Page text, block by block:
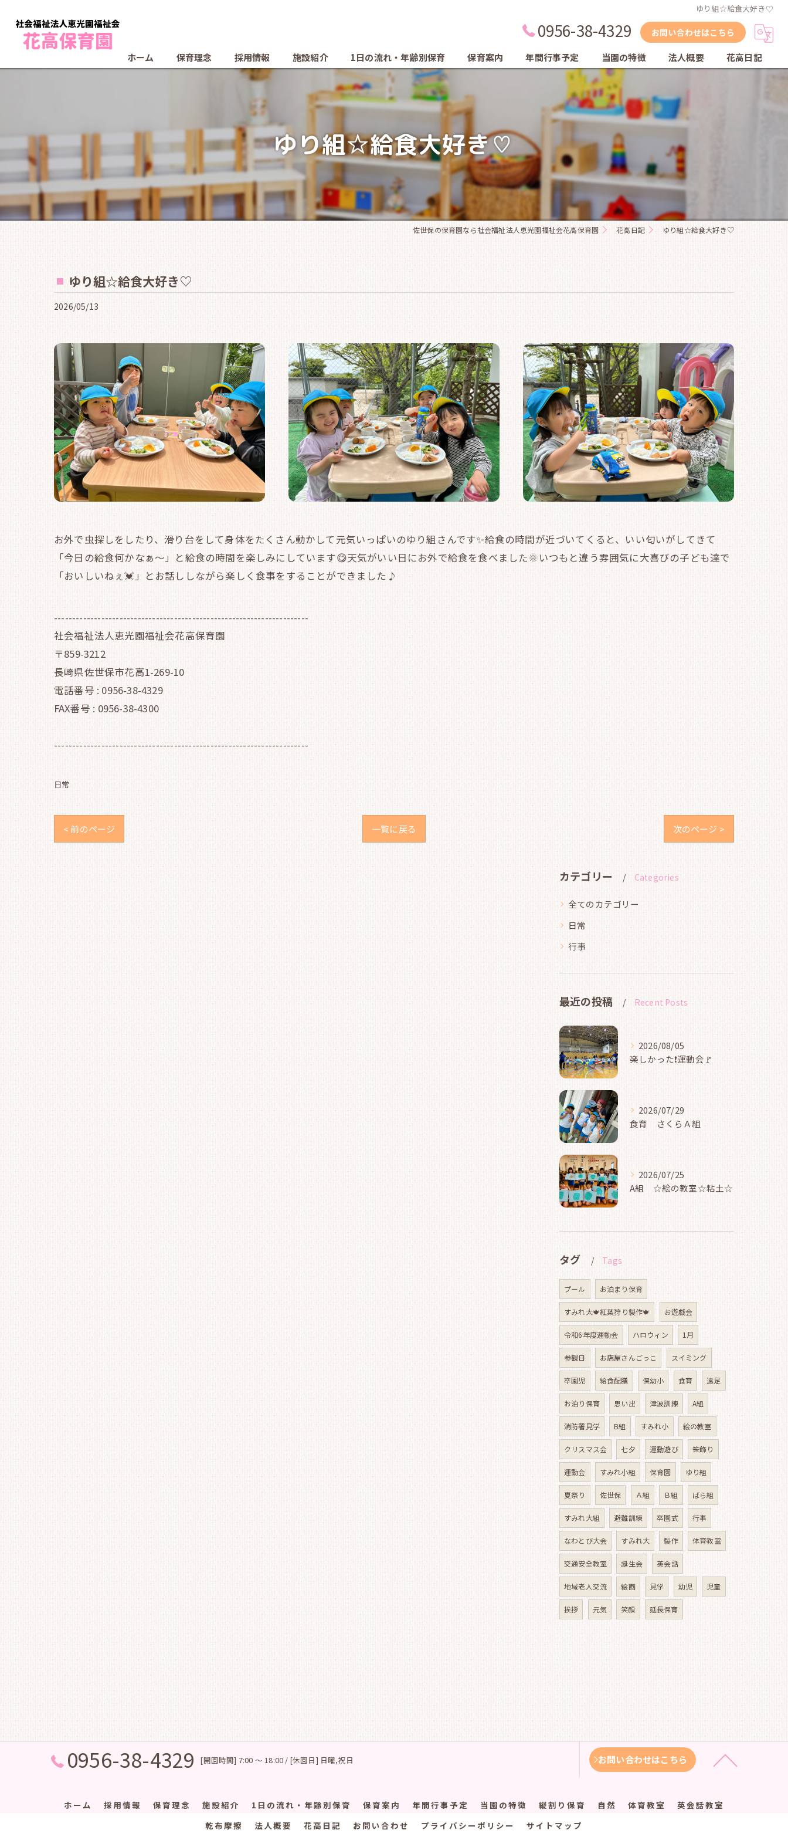
ゆり組☆給食大好き♡
0956-38-4329 お問い合わせはこちら
ホーム 保育理念 採用情報 施設紹介 1日の流れ・年齢別保育 保育案内 年間行事予定 当園の特徴
縦割り保育
体育教室
英会話教室
乾布摩擦
法人概要 花高日記
ゆり組☆給食大好き♡
佐世保の保育園なら社会福祉法人恵光園福祉会花高保育園 花高日記 ゆり組☆給食大好き♡
ゆり組☆給食大好き♡
2026/05/13
お外で虫探しをしたり、滑り台をして身体をたくさん動かして元気いっぱいのゆり組さんです✨給食の時間が近づいてくると、いい匂いがしてきて
「今日の給食何かなぁ～」と給食の時間を楽しみにしています😋天気がいい日にお外で給食を食べました🌞いつもと違う雰囲気に大喜びの子ども達で
「おいしいねぇ💓」とお話ししながら楽しく食事をすることができました♪
----------------------------------------------------------------------
社会福祉法人恵光園福祉会花高保育園
〒859-3212
長崎県佐世保市花高1-269-10
電話番号 : 0956-38-4329
FAX番号 : 0956-38-4300
----------------------------------------------------------------------
日常
< 前のページ 一覧に戻る 次のページ >
カテゴリー Categories
全てのカテゴリー
日常
行事
最近の投稿 Recent Posts
2026/08/05
楽しかった❗運動会🚩
2026/07/29
食育 さくらＡ組
2026/07/25
A組 ☆絵の教室☆粘土☆
タグ Tags
プール お泊まり保育
すみれ大🍁紅葉狩り製作🍁 お遊戯会
令和6年度運動会 ハロウィン 1月
参観日 お店屋さんごっこ スイミング
卒園児 給食配膳 保幼小 食育 遠足
お泊り保育 思い出 津波訓練 A組
消防署見学 B組 すみれ小 絵の教室
クリスマス会 七夕 運動遊び 笹飾り
運動会 すみれ小組 保育園 ゆり組
夏祭り 佐世保 Ａ組 Ｂ組 ばら組
すみれ大組 避難訓練 卒園式 行事
なわとび大会 すみれ大 製作 体育教室
交通安全教室 誕生会 英会話
地域老人交流 絵画 見学 幼児 児童
挨拶 元気 笑顔 延長保育
0956-38-4329 [開園時間] 7:00 ～ 18:00 / [休園日] 日曜,祝日 お問い合わせはこちら
ホーム 採用情報 保育理念 施設紹介 1日の流れ・年齢別保育 保育案内 年間行事予定 当園の特徴 縦割り保育 自然 体育教室
英会話教室
乾布摩擦
法人概要 花高日記 お問い合わせ プライバシーポリシー サイトマップ